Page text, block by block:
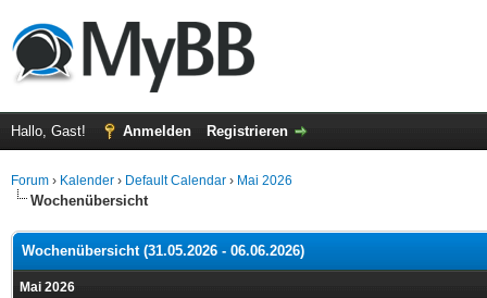
Hallo, Gast! Anmelden Registrieren
Forum › Kalender › Default Calendar › Mai 2026
Wochenübersicht
Wochenübersicht (31.05.2026 - 06.06.2026)
Mai 2026